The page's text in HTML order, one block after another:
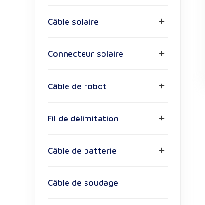
Câble solaire
Connecteur solaire
Câble de robot
Fil de délimitation
Câble de batterie
Câble de soudage